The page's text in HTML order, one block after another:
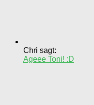
Chri sagt:
Ageee Toni! :D